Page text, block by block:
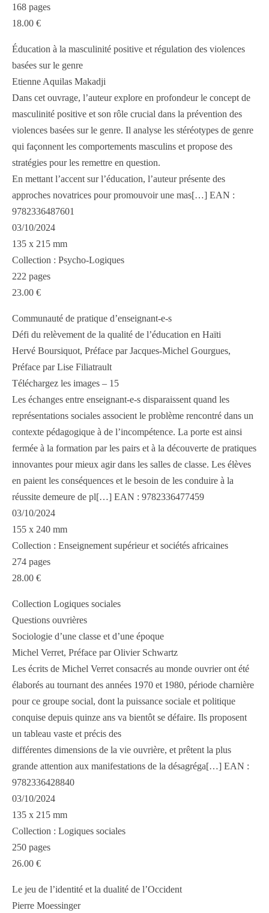
168 pages
18.00 €
Éducation à la masculinité positive et régulation des violences
basées sur le genre
Etienne Aquilas Makadji
Dans cet ouvrage, l’auteur explore en profondeur le concept de
masculinité positive et son rôle crucial dans la prévention des
violences basées sur le genre. Il analyse les stéréotypes de genre
qui façonnent les comportements masculins et propose des
stratégies pour les remettre en question.
En mettant l’accent sur l’éducation, l’auteur présente des
approches novatrices pour promouvoir une mas[…] EAN :
9782336487601
03/10/2024
135 x 215 mm
Collection : Psycho-Logiques
222 pages
23.00 €
Communauté de pratique d’enseignant-e-s
Défi du relèvement de la qualité de l’éducation en Haïti
Hervé Boursiquot, Préface par Jacques-Michel Gourgues,
Préface par Lise Filiatrault
Téléchargez les images – 15
Les échanges entre enseignant-e-s disparaissent quand les
représentations sociales associent le problème rencontré dans un
contexte pédagogique à de l’incompétence. La porte est ainsi
fermée à la formation par les pairs et à la découverte de pratiques
innovantes pour mieux agir dans les salles de classe. Les élèves
en paient les conséquences et le besoin de les conduire à la
réussite demeure de pl[…] EAN : 9782336477459
03/10/2024
155 x 240 mm
Collection : Enseignement supérieur et sociétés africaines
274 pages
28.00 €
Collection Logiques sociales
Questions ouvrières
Sociologie d’une classe et d’une époque
Michel Verret, Préface par Olivier Schwartz
Les écrits de Michel Verret consacrés au monde ouvrier ont été
élaborés au tournant des années 1970 et 1980, période charnière
pour ce groupe social, dont la puissance sociale et politique
conquise depuis quinze ans va bientôt se défaire. Ils proposent
un tableau vaste et précis des
différentes dimensions de la vie ouvrière, et prêtent la plus
grande attention aux manifestations de la désagréga[…] EAN :
9782336428840
03/10/2024
135 x 215 mm
Collection : Logiques sociales
250 pages
26.00 €
Le jeu de l’identité et la dualité de l’Occident
Pierre Moessinger